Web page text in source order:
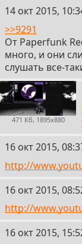
63
14 окт 2015,
>>9291
От Paperfunk
много, и они
слушать все-
471 Кб, 1895x880
65
16 окт 2015,
http://
66
16 окт 2015,
http://
67
16 окт 2015,